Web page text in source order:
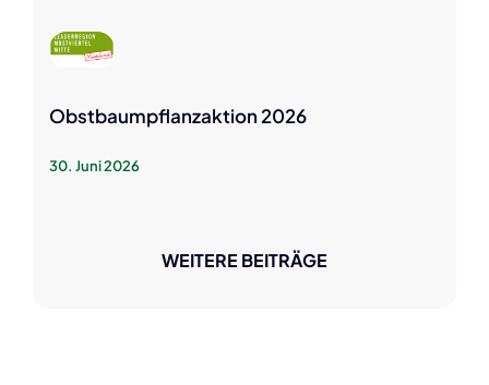
Obstbaumpflanzaktion 2026
30. Juni 2026
WEITERE BEITRÄGE